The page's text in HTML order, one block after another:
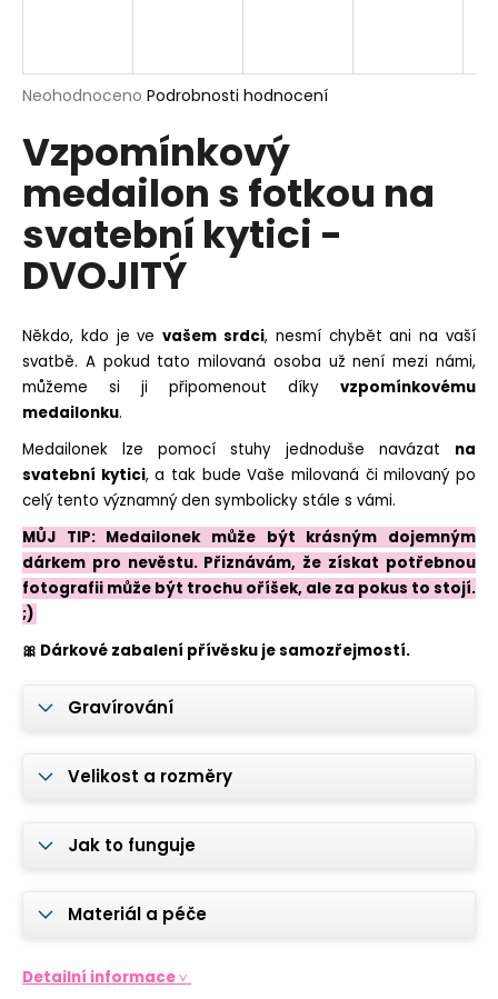
Průměrné
produktu
je
5
hvězdiček.
Neohodnoceno Podrobnosti hodnocení
Vzpomínkový
medailon s fotkou na
svatební kytici -
DVOJITÝ
Někdo, kdo je vevašem srdci, nesmí chybět ani na vaší
svatbě. A pokud tato milovaná osoba už není mezi námi,
můžeme si ji připomenout díky vzpomínkovému
medailonku.
Medailonek lze pomocí stuhy jednoduše navázat na
svatební kytici, a tak bude Vaše milovaná či milovaný po
celý tento významný den symbolicky stále s vámi.
MŮJ TIP: Medailonek může být krásným dojemným
dárkem pro nevěstu. Přiznávám, že získat potřebnou
fotografii může být trochu oříšek, ale za pokus to stojí.
;)
🎀 Dárkové zabalení přívěsku je samozřejmostí.
Gravírování
Velikost a rozměry
Jak to funguje
Materiál a péče
Detailní informace ˅
í
?
HLEDAT
D
o
p
o
r
u
č
u
j
e
m
e
ŘETÍZEK
GRAVÍROVÁNÍM
JMÉNA
Kč